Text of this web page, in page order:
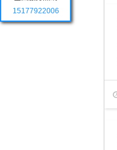
15177922006